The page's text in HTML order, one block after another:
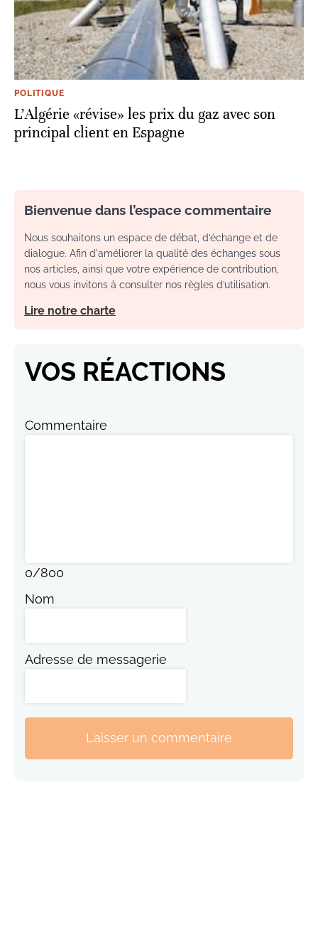
POLITIQUE
L'Algérie «révise» les prix du gaz avec son
principal client en Espagne
Bienvenue dans l’espace commentaire
Nous souhaitons un espace de débat, d’échange et de
dialogue. Afin d'améliorer la qualité des échanges sous
nos articles, ainsi que votre expérience de contribution,
nous vous invitons à consulter nos règles d’utilisation.
Lire notre charte
VOS RÉACTIONS
Commentaire
0/800
Nom
Adresse de messagerie
Laisser un commentaire